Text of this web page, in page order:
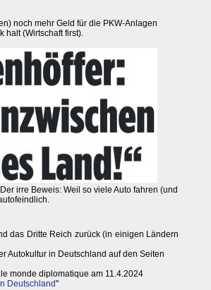
noch mehr Geld für die PKW-Anlagen
halt (Wirtschaft first).
irre Beweis: Weil so viele Auto fahren (und
das Dritte Reich zurück (in einigen Ländern
Autokultur in Deutschland auf den Seiten
monde diplomatique am 11.4.2024
Deutschland"